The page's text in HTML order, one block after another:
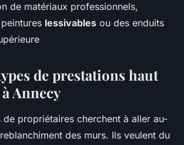
de matériaux professionnels,
lessivables ou des enduits
de prestations haut
Annecy
de propriétaires cherchent à aller au-
des murs. Ils veulent du